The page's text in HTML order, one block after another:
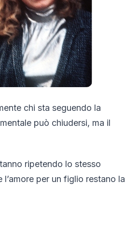
chi sta seguendo la
può chiudersi, ma il
ripetendo lo stesso
per un figlio restano la